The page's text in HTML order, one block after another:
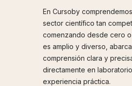
En Cursoby
sector científico tan
comenzando desde cero
es amplio y diverso,
comprensión clara y
directamente en
experiencia práctica.